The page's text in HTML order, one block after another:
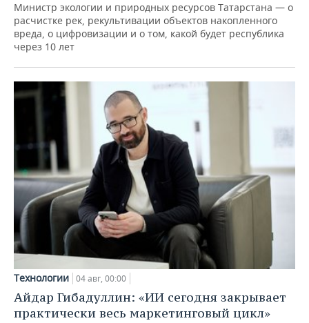
Министр экологии и природных ресурсов Татарстана — о
расчистке рек, рекультивации объектов накопленного
вреда, о цифровизации и о том, какой будет республика
через 10 лет
Технологии 04 авг, 00:00
Айдар Гибадуллин: «ИИ сегодня закрывает
практически весь маркетинговый цикл»